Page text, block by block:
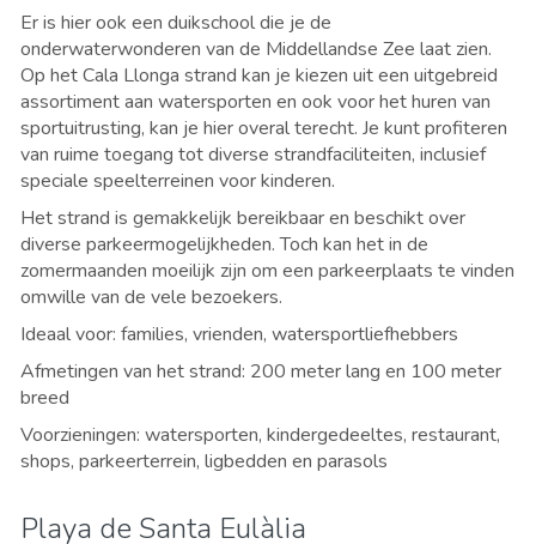
Er is hier ook een duikschool die je de
onderwaterwonderen van de Middellandse Zee laat zien.
Op het Cala Llonga strand kan je kiezen uit een uitgebreid
assortiment aan watersporten en ook voor het huren van
sportuitrusting, kan je hier overal terecht. Je kunt profiteren
van ruime toegang tot diverse strandfaciliteiten, inclusief
speciale speelterreinen voor kinderen.
Het strand is gemakkelijk bereikbaar en beschikt over
diverse parkeermogelijkheden. Toch kan het in de
zomermaanden moeilijk zijn om een parkeerplaats te vinden
omwille van de vele bezoekers.
Ideaal voor: families, vrienden, watersportliefhebbers
Afmetingen van het strand: 200 meter lang en 100 meter
breed
Voorzieningen: watersporten, kindergedeeltes, restaurant,
shops, parkeerterrein, ligbedden en parasols
Playa de Santa Eulàlia